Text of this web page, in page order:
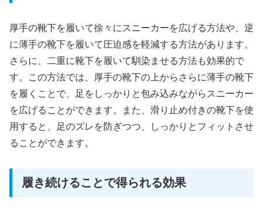
厚手の靴下を履いて徐々にスニーカーを広げる方法や、逆
に薄手の靴下を履いて圧迫感を軽減する方法があります。
さらに、二重に靴下を履いて馴染ませる方法も効果的で
す。この方法では、厚手の靴下の上からさらに薄手の靴下
を履くことで、足をしっかりと包み込みながらスニーカー
を広げることができます。また、滑り止め付きの靴下を使
用すると、足のズレを防ぎつつ、しっかりとフィットさせ
ることができます。
履き続けることで得られる効果